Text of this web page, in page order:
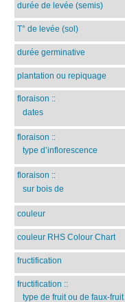
durée de levée (semis)
T° de levée (sol)
durée germinative
plantation ou repiquage
floraison ::
dates
floraison ::
type d’inflorescence
floraison ::
sur bois de
couleur
couleur RHS Colour Chart
fructification
fructification ::
type de fruit ou de faux-fruit